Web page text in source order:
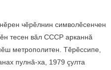
чӗрӗлнин символӗсенчен
тесен вăл СССР арканнă
метрополитен. Тӗрӗссипе,
пулнă-ха, 1979 çулта